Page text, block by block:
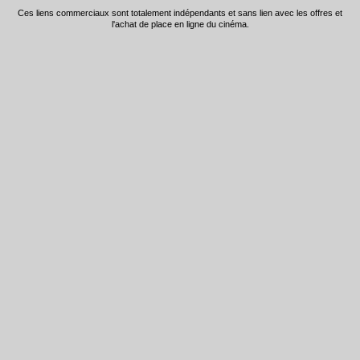
Ces liens commerciaux sont totalement indépendants et sans lien avec les offres et
l'achat de place en ligne du cinéma.